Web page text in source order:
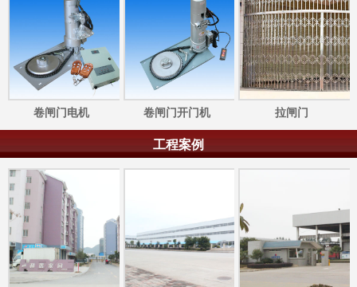
卷闸门电机 卷闸门开门机 拉闸门
工程案例